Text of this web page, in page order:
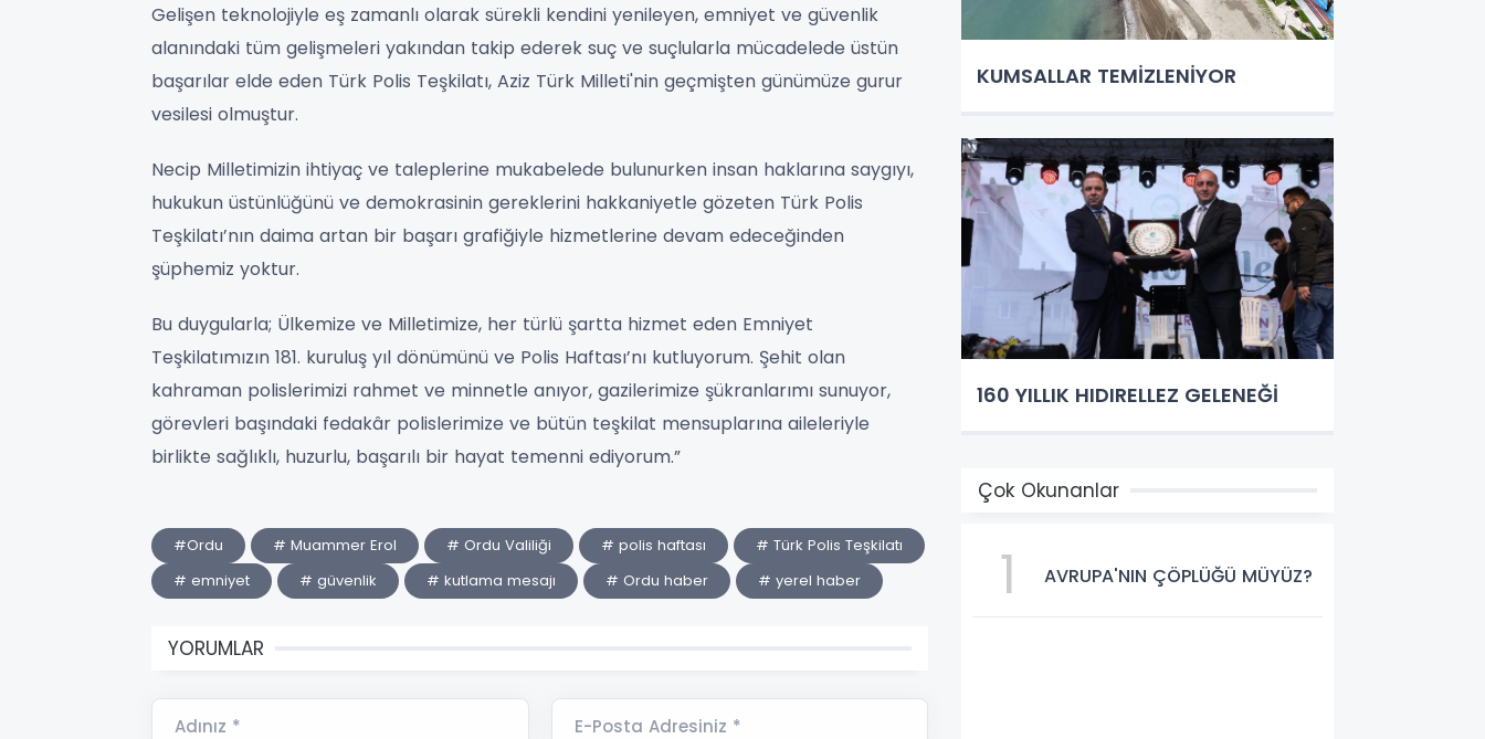
Gelişen teknolojiyle eş zamanlı olarak sürekli kendini yenileyen, emniyet ve güvenlik
alanındaki tüm gelişmeleri yakından takip ederek suç ve suçlularla mücadelede üstün
başarılar elde eden Türk Polis Teşkilatı, Aziz Türk Milleti'nin geçmişten günümüze gurur
vesilesi olmuştur.
Necip Milletimizin ihtiyaç ve taleplerine mukabelede bulunurken insan haklarına saygıyı,
hukukun üstünlüğünü ve demokrasinin gereklerini hakkaniyetle gözeten Türk Polis
Teşkilatı’nın daima artan bir başarı grafiğiyle hizmetlerine devam edeceğinden
şüphemiz yoktur.
Bu duygularla; Ülkemize ve Milletimize, her türlü şartta hizmet eden Emniyet
Teşkilatımızın 181. kuruluş yıl dönümünü ve Polis Haftası’nı kutluyorum. Şehit olan
kahraman polislerimizi rahmet ve minnetle anıyor, gazilerimize şükranlarımı sunuyor,
görevleri başındaki fedakâr polislerimize ve bütün teşkilat mensuplarına aileleriyle
birlikte sağlıklı, huzurlu, başarılı bir hayat temenni ediyorum.”
#Ordu # Muammer Erol # Ordu Valiliği # polis haftası
# Türk Polis Teşkilatı
# emniyet
# güvenlik # kutlama mesajı # Ordu haber # yerel haber
YORUMLAR
Adınız * E-Posta Adresiniz *
KUMSALLAR TEMİZLENİYOR
160 YILLIK HIDIRELLEZ GELENEĞİ
Çok Okunanlar
1 AVRUPA'NIN ÇÖPLÜĞÜ MÜYÜZ?